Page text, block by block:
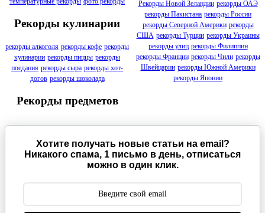
Рекорды кулинарии
рекорды алкоголя рекорды кофе рекорды
кулинарии рекорды пиццы рекорды
поедания рекорды сыра рекорды хот-
догов рекорды шоколада
Рекорды предметов
Рекорды Новой Зеландии рекорды ОАЭ
рекорды Пакистана рекорды России
рекорды Северной Америки рекорды
США рекорды Турции рекорды Украины
рекорды улиц рекорды Филиппин
рекорды Франции рекорды Чили рекорды
Швейцарии рекорды Южной Америки
рекорды Японии
Хотите получать новые статьи на email?
Никакого спама, 1 письмо в день, отписаться
можно в один клик.